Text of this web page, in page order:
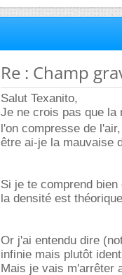
Re : Champ
Salut Texanito,
Je ne crois pas que la
l'on compresse de
être ai-je la mauvaise
Si je te comprend
la densité est
Or j'ai entendu dire
infinie mais plutôt
Mais je vais m'arrêter